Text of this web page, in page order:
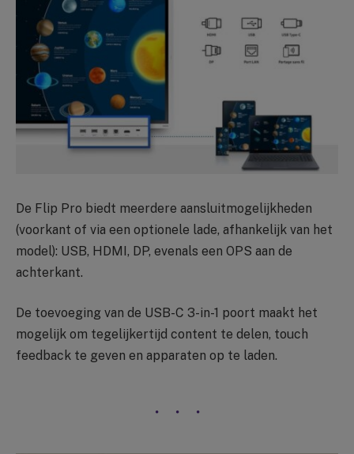
De Flip Pro biedt meerdere aansluitmogelijkheden
(voorkant of via een optionele lade, afhankelijk van het
model): USB, HDMI, DP, evenals een OPS aan de
achterkant.
De toevoeging van de USB-C 3-in-1 poort maakt het
mogelijk om tegelijkertijd content te delen, touch
feedback te geven en apparaten op te laden.